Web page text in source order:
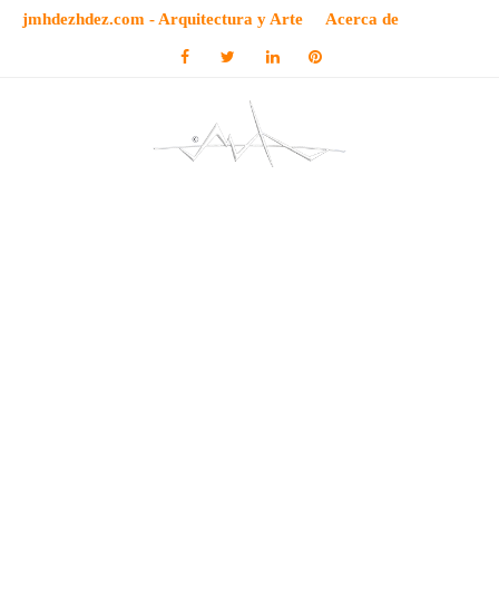
jmhdezhdez.com - Arquitectura y Arte Acerca de